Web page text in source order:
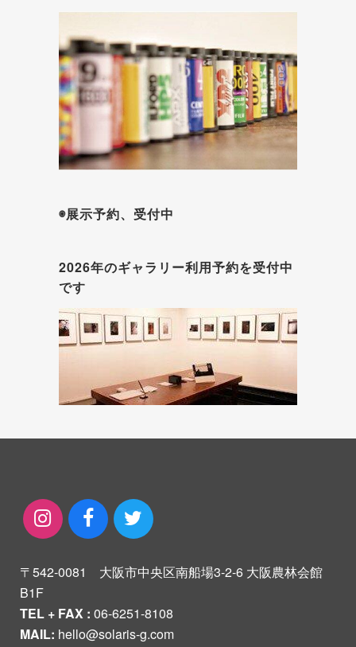
◉展示予約、受付中
2026年のギャラリー利用予約を受付中
です
〒542-0081 大阪市中央区南船場3-2-6 大阪農林会館
B1F
TEL + FAX : 06-6251-8108
MAIL: hello@solaris-g.com